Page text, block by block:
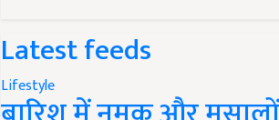
Latest feeds
Lifestyle